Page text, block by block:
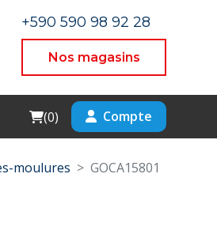
+590 590 98 92 28
Nos magasins
Cart
(0) Compte
moulures GOCA15801